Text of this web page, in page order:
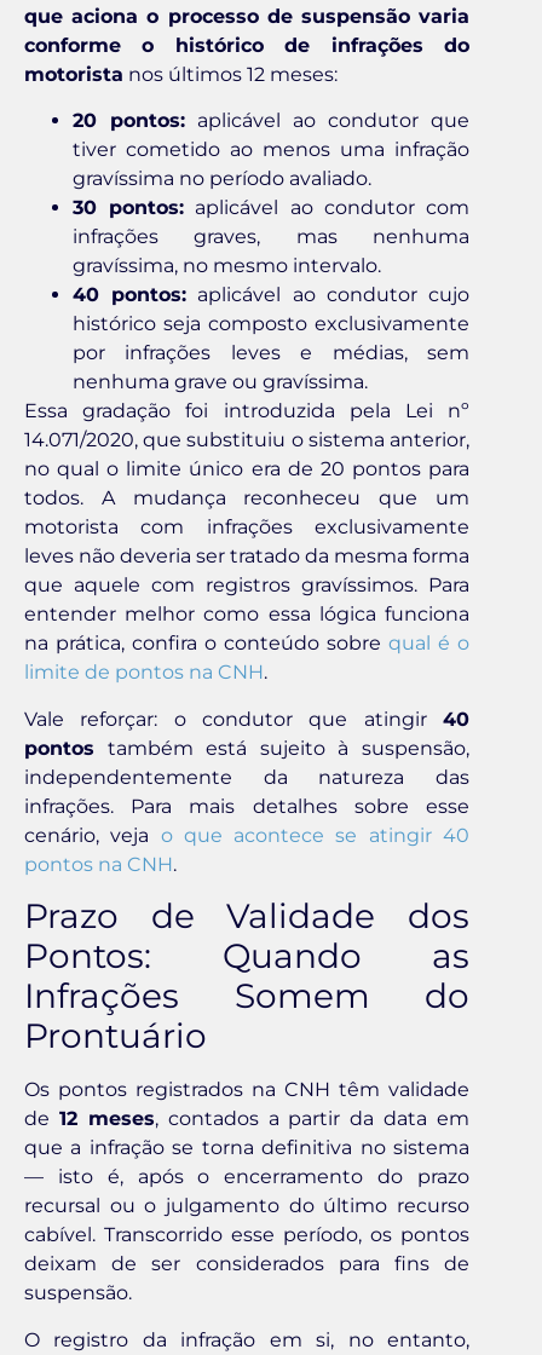
que aciona o processo de suspensão varia
conforme o histórico de infrações do
motorista nos últimos 12 meses:
20 pontos: aplicável ao condutor que
tiver cometido ao menos uma infração
gravíssima no período avaliado.
30 pontos: aplicável ao condutor com
infrações graves, mas nenhuma
gravíssima, no mesmo intervalo.
40 pontos: aplicável ao condutor cujo
histórico seja composto exclusivamente
por infrações leves e médias, sem
nenhuma grave ou gravíssima.
Essa gradação foi introduzida pela Lei nº
14.071/2020, que substituiu o sistema anterior,
no qual o limite único era de 20 pontos para
todos. A mudança reconheceu que um
motorista com infrações exclusivamente
leves não deveria ser tratado da mesma forma
que aquele com registros gravíssimos. Para
entender melhor como essa lógica funciona
na prática, confira o conteúdo sobre qual é o
limite de pontos na CNH.
Vale reforçar: o condutor que atingir 40
pontos também está sujeito à suspensão,
independentemente da natureza das
infrações. Para mais detalhes sobre esse
cenário, veja o que acontece se atingir 40
pontos na CNH.
Prazo de Validade dos
Pontos: Quando as
Infrações Somem do
Prontuário
Os pontos registrados na CNH têm validade
de 12 meses, contados a partir da data em
que a infração se torna definitiva no sistema
— isto é, após o encerramento do prazo
recursal ou o julgamento do último recurso
cabível. Transcorrido esse período, os pontos
deixam de ser considerados para fins de
suspensão.
O registro da infração em si, no entanto,